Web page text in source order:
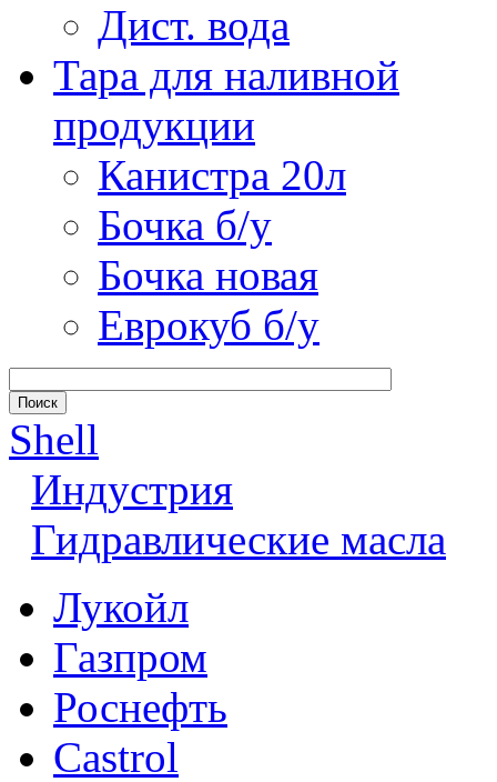
Дист. вода
Тара для наливной
продукции
Канистра 20л
Бочка б/у
Бочка новая
Еврокуб б/у
Shell
Индустрия
Гидравлические масла
Лукойл
Газпром
Роснефть
Castrol